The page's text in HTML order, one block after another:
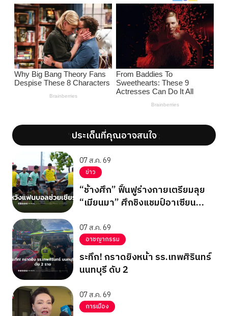
';ประเด็นที่คุณอาจสนใจ';
07 ส.ค. 69
ข่าว
“ช้างศึก” ฟื้นฟูร่างกายเตรียมลุย
“เมียนมา” ศึกชิงแชมป์อาเซียน
สุดท้าย
07 ส.ค. 69
อาชญากรรม
ระทึก! กราดยิงหน้า รร.เทพศิรินทร์
นนทบุรี ดับ 2
07 ส.ค. 69
การเมือง